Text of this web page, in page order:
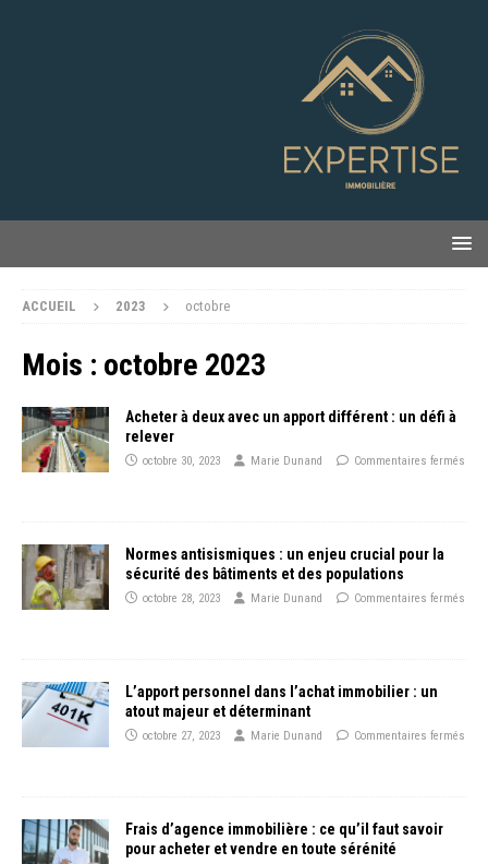
ACCUEIL 2023 octobre
Mois : octobre 2023
Acheter à deux avec un apport différent : un défi à
relever
octobre 30, 2023 Marie Dunand Commentaires fermés
Normes antisismiques : un enjeu crucial pour la
sécurité des bâtiments et des populations
octobre 28, 2023 Marie Dunand Commentaires fermés
L’apport personnel dans l’achat immobilier : un
atout majeur et déterminant
octobre 27, 2023 Marie Dunand Commentaires fermés
Frais d’agence immobilière : ce qu’il faut savoir
pour acheter et vendre en toute sérénité